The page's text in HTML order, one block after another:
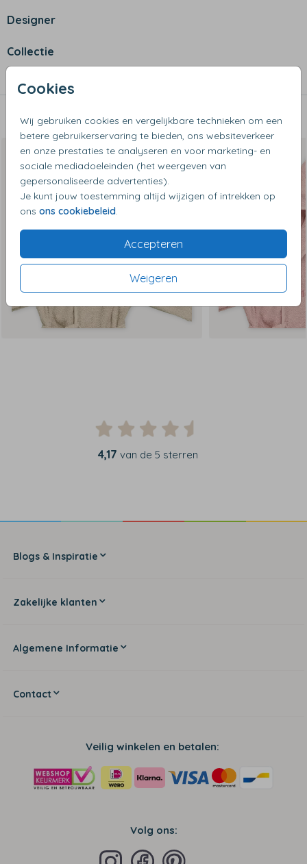
Cookies
Wij gebruiken cookies en vergelijkbare technieken om een
betere gebruikerservaring te bieden, ons websiteverkeer
en onze prestaties te analyseren en voor marketing- en
sociale mediadoeleinden (het weergeven van
gepersonaliseerde advertenties).
Je kunt jouw toestemming altijd wijzigen of intrekken op
ons ons cookiebeleid.
Accepteren
Weigeren
- Niet geschikt voor de wasdroger
- Let op: het borduurstiksel is zichtbaar aan de achterzijde
van het oor
Designer
Collectie
Dit vind je misschien ook leuk
4,17 van de 5 sterren
Blogs & Inspiratie
Zakelijke klanten
Algemene Informatie
Contact
Veilig winkelen en betalen:
Volg ons: